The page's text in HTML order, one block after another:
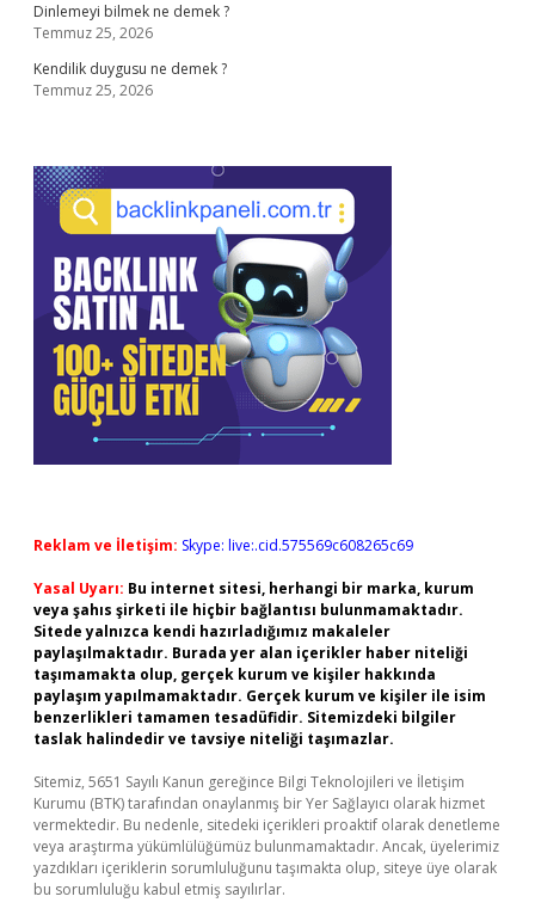
Dinlemeyi bilmek ne demek ?
Temmuz 25, 2026
Kendilik duygusu ne demek ?
Temmuz 25, 2026
Reklam ve İletişim: Skype: live:.cid.575569c608265c69
Yasal Uyarı: Bu internet sitesi, herhangi bir marka, kurum
veya şahıs şirketi ile hiçbir bağlantısı bulunmamaktadır.
Sitede yalnızca kendi hazırladığımız makaleler
paylaşılmaktadır. Burada yer alan içerikler haber niteliği
taşımamakta olup, gerçek kurum ve kişiler hakkında
paylaşım yapılmamaktadır. Gerçek kurum ve kişiler ile isim
benzerlikleri tamamen tesadüfidir. Sitemizdeki bilgiler
taslak halindedir ve tavsiye niteliği taşımazlar.
Sitemiz, 5651 Sayılı Kanun gereğince Bilgi Teknolojileri ve İletişim
Kurumu (BTK) tarafından onaylanmış bir Yer Sağlayıcı olarak hizmet
vermektedir. Bu nedenle, sitedeki içerikleri proaktif olarak denetleme
veya araştırma yükümlülüğümüz bulunmamaktadır. Ancak, üyelerimiz
yazdıkları içeriklerin sorumluluğunu taşımakta olup, siteye üye olarak
bu sorumluluğu kabul etmiş sayılırlar.